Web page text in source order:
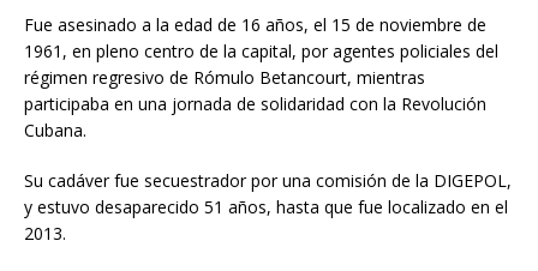
Fue asesinado a la edad de 16 años, el 15 de noviembre de
1961, en pleno centro de la capital, por agentes policiales del
régimen regresivo de Rómulo Betancourt, mientras
participaba en una jornada de solidaridad con la Revolución
Cubana.
Su cadáver fue secuestrador por una comisión de la DIGEPOL,
y estuvo desaparecido 51 años, hasta que fue localizado en el
2013.